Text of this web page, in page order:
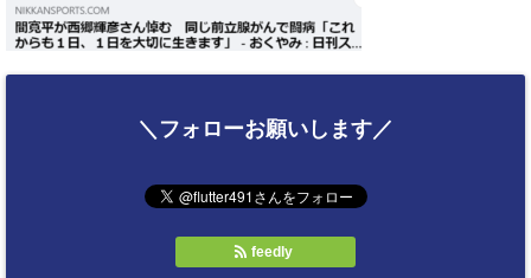
＼フォローお願いします／
feedly